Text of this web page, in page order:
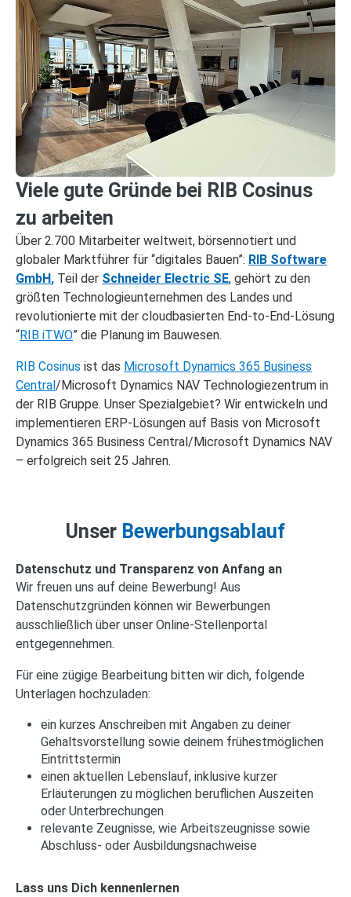
Viele gute Gründe bei RIB Cosinus
zu arbeiten
Über 2.700 Mitarbeiter weltweit, börsennotiert und
globaler Marktführer für “digitales Bauen”: RIB Software
GmbH , Teil der Schneider Electric SE, gehört zu den
größten Technologieunternehmen des Landes und
revolutionierte mit der cloudbasierten End-to-End-Lösung
“RIB iTWO” die Planung im Bauwesen.
RIB Cosinus ist das Microsoft Dynamics 365 Business
Central /Microsoft Dynamics NAV Technologiezentrum in
der RIB Gruppe. Unser Spezialgebiet? Wir entwickeln und
implementieren ERP-Lösungen auf Basis von Microsoft
Dynamics 365 Business Central/Microsoft Dynamics NAV
– erfolgreich seit 25 Jahren.
Unser Bewerbungsablauf
Datenschutz und Transparenz von Anfang an
Wir freuen uns auf deine Bewerbung! Aus
Datenschutzgründen können wir Bewerbungen
ausschließlich über unser Online-Stellenportal
entgegennehmen.
Für eine zügige Bearbeitung bitten wir dich, folgende
Unterlagen hochzuladen:
ein kurzes Anschreiben mit Angaben zu deiner
Gehaltsvorstellung sowie deinem frühestmöglichen
Eintrittstermin
einen aktuellen Lebenslauf, inklusive kurzer
Erläuterungen zu möglichen beruflichen Auszeiten
oder Unterbrechungen
relevante Zeugnisse, wie Arbeitszeugnisse sowie
Abschluss- oder Ausbildungsnachweise
Lass uns Dich kennenlernen